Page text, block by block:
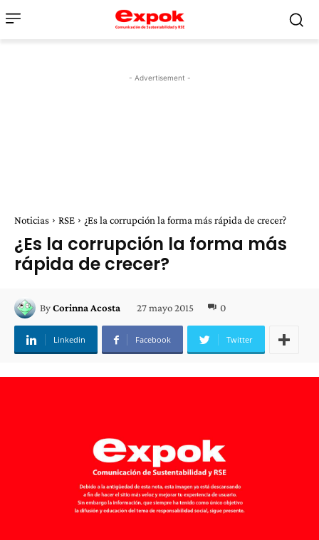
- Advertisement -
Noticias RSE ¿Es la corrupción la forma más rápida de crecer?
¿Es la corrupción la forma más
rápida de crecer?
ByCorinna Acosta 27 mayo 2015 0
Linkedin Facebook Twitter